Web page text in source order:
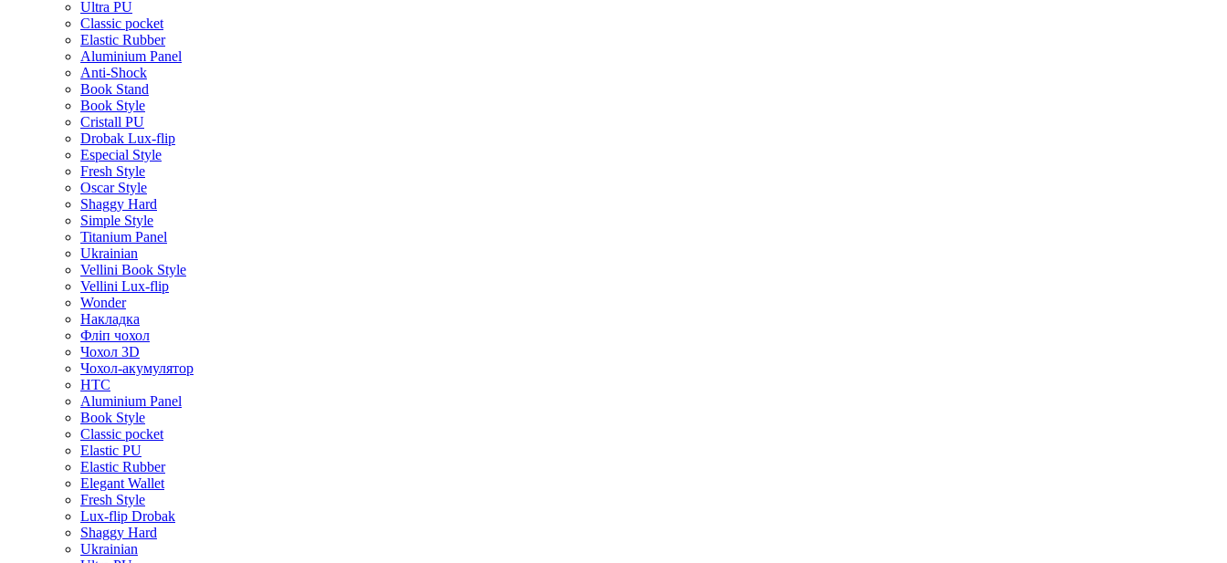
Ultra PU
Classic pocket
Elastic Rubber
Aluminium Panel
Anti-Shock
Book Stand
Book Style
Cristall PU
Drobak Lux-flip
Especial Style
Fresh Style
Oscar Style
Shaggy Hard
Simple Style
Titanium Panel
Ukrainian
Vellini Book Style
Vellini Lux-flip
Wonder
Накладка
Фліп чохол
Чохол 3D
Чохол-акумулятор
HTC
Aluminium Panel
Book Style
Classic pocket
Elastic PU
Elastic Rubber
Elegant Wallet
Fresh Style
Lux-flip Drobak
Shaggy Hard
Ukrainian